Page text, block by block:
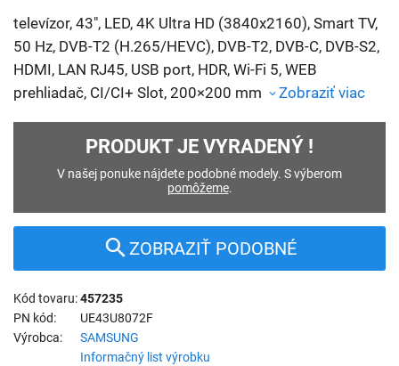
televízor, 43", LED, 4K Ultra HD (3840x2160), Smart TV,
50 Hz, DVB-T2 (H.265/HEVC), DVB-T2, DVB-C, DVB-S2,
HDMI, LAN RJ45, USB port, HDR, Wi-Fi 5, WEB
prehliadač, CI/CI+ Slot, 200×200 mm
Zobraziť viac
PRODUKT JE VYRADENÝ !
V našej ponuke nájdete podobné modely. S výberom
pomôžeme.
ZOBRAZIŤ PODOBNÉ
Kód tovaru 457235
PN kód
UE43U8072F
Výrobca
SAMSUNG
Informačný list výrobku